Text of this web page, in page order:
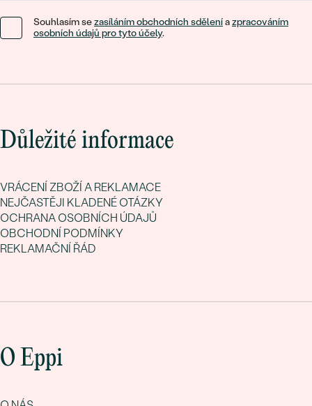
Souhlasím sezasíláním obchodních sděleníazpracováním
osobních údajů pro tyto účely.
Důležité informace
VRÁCENÍ ZBOŽÍ A REKLAMACE
NEJČASTĚJI KLADENÉ OTÁZKY
OCHRANA OSOBNÍCH ÚDAJŮ
OBCHODNÍ PODMÍNKY
REKLAMAČNÍ ŘÁD
O Eppi